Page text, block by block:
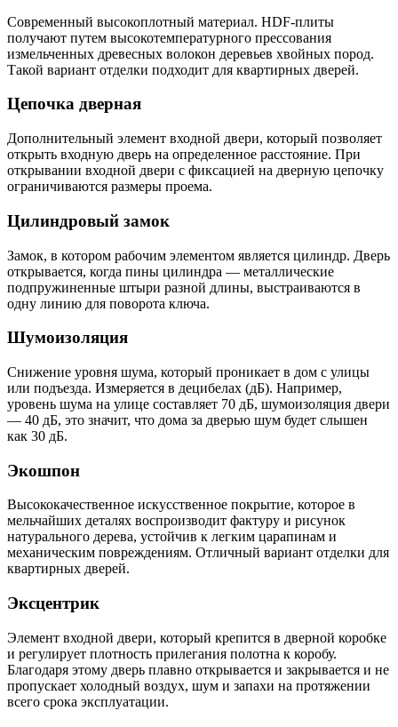
Современный высокоплотный материал. HDF-плиты
получают путем высокотемпературного прессования
измельченных древесных волокон деревьев хвойных пород.
Такой вариант отделки подходит для квартирных дверей.
Цепочка дверная
Дополнительный элемент входной двери, который позволяет
открыть входную дверь на определенное расстояние. При
открывании входной двери с фиксацией на дверную цепочку
ограничиваются размеры проема.
Цилиндровый замок
Замок, в котором рабочим элементом является цилиндр. Дверь
открывается, когда пины цилиндра — металлические
подпружиненные штыри разной длины, выстраиваются в
одну линию для поворота ключа.
Шумоизоляция
Снижение уровня шума, который проникает в дом с улицы
или подъезда. Измеряется в децибелах (дБ). Например,
уровень шума на улице составляет 70 дБ, шумоизоляция двери
— 40 дБ, это значит, что дома за дверью шум будет слышен
как 30 дБ.
Экошпон
Высококачественное искусственное покрытие, которое в
мельчайших деталях воспроизводит фактуру и рисунок
натурального дерева, устойчив к легким царапинам и
механическим повреждениям. Отличный вариант отделки для
квартирных дверей.
Эксцентрик
Элемент входной двери, который крепится в дверной коробке
и регулирует плотность прилегания полотна к коробу.
Благодаря этому дверь плавно открывается и закрывается и не
пропускает холодный воздух, шум и запахи на протяжении
всего срока эксплуатации.